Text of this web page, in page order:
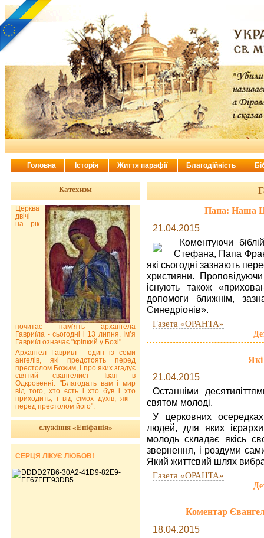
Папа: Наша
21.04.2015
Коментуючи
Стефана, Папа
які сьогодні зазнають
християни.
існують також
допомоги ближнім,
Синедріонів».
Газета «ОРАНТА»
Які
21.04.2015
Останніми
святом молоді.
У церковних
людей, для яких
молодь складає якісь
звернення, і роздуми
Який життєвий шлях
Газета «ОРАНТА»
Коментар
18.04.2015
Катехизм
Церква
двічі
на рік
почитає пам’ять архангела
Гавриїла - сьогодні і 13 липня. Ім’я
Гавриїл означає "кріпкий у Бозі".
Архангел Гавриїл - один із семи
ангелів, які предстоять перед
престолом Божим, і про яких згадує
святий євангелист Іван в
Одкровенні: "Благодать вам і мир
від того, хто єсть і хто був і хто
приходить; і від сімох духів, які -
перед престолом його".
служіння «Епіфанія»
СЕРЦЯ ЛІКУЄ ЛЮБОВ!
Головна Історія Життя парафії Благодійність